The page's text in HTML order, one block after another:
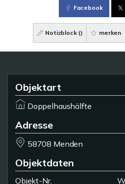
Facebook
Notizblock () merken
Objektart
Doppelhaushälfte
Adresse
58708 Menden
Objektdaten
Objekt-Nr.